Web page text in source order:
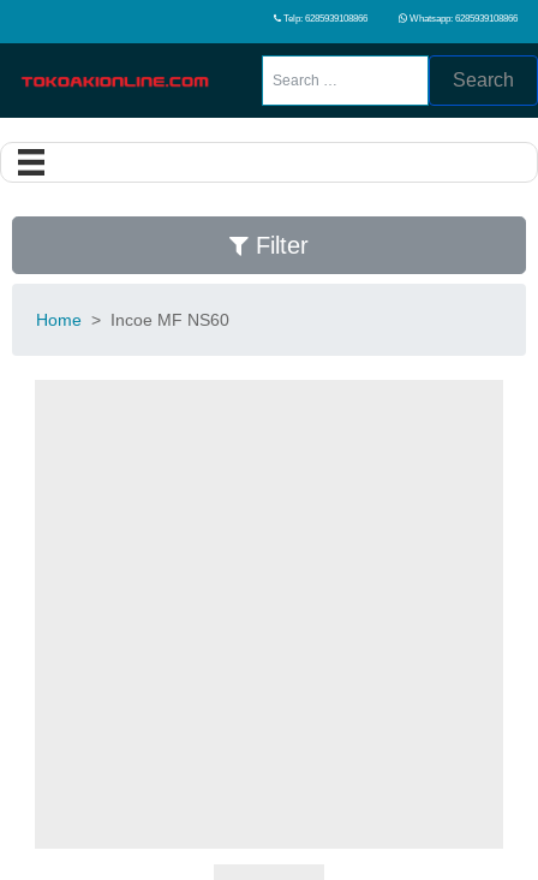
Telp: 6285939108866 Whatsapp: 6285939108866
Search
Filter
Home > Incoe MF NS60